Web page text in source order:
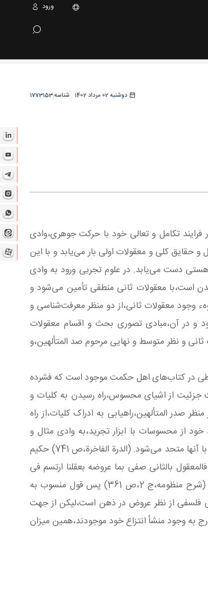
ورود
دوشنبه 02 مرداد 1402 1773153شناسه:
تکامل و تعالی خود با حرکت جوهری،وادی
حقایق کلی‌ و معقولات اولی بار می‌یابد و با این
هستی دست می‌یابد. در علوم تجربی ورود به وادی
است،با معقولات ثانی منطقی تأمین می‌شود و
وجود معقولات ثانی،از دو منظر معرفت‌شناسی و
و در آن،مبادی تصوری بحث و اقسام معقولات
و نظر متوسط و نهایی‌ مرحوم صد المتألهین،و
در کتاب‌های اهل حکمت موجود است که فشرده
جزئیت از اشیای محسوس،راه رسیدن به کلیات و
صدر المتألهین،راهیابی به ادراک کلیات،از راه
از محسوسات با ابزار تجرید،به وادی مثال و
خیال،که‌ متخیلات در آن مقطع وجود دارند،رسیده و از آن مرحله نیز گذر کرده،به وادی معقولات‌ و وجودات عقلانی می‌رسد و با آنها متحد می‌شود. (الدرة الفاخرة،ص 741) حکیم
بالثانی صفی‌ بما عروضه بعقلنا ارتسم‌ فی
العین أو فیه اتصافه رسم‌ فالمنطقی الأول کالمعرف‌ ثانیهما مصطلح للفلسفی‌ فمثل شیئیة او إمکان‌ معقول ثان جا بمعنی ثان (شرح منظومه،ج 2،ص 361) پس قول منسوب به
فلسفی از نظر عروض در ذهن‌ است،لیکن از جهت
به وجود منشأ انتزاع خود موجودند،همین میزان